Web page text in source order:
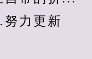
力更新